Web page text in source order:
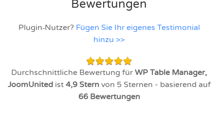
Bewertungen
Plugin‑Nutzer? Fügen Sie Ihr eigenes Testimonial
hinzu >>
Durchschnittliche Bewertung für WP Table Manager,
JoomUnited ist 4,9 Sternvon 5 Sternen - basierend auf
66 Bewertungen